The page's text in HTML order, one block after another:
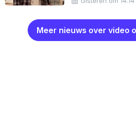
Meer nieuws over video